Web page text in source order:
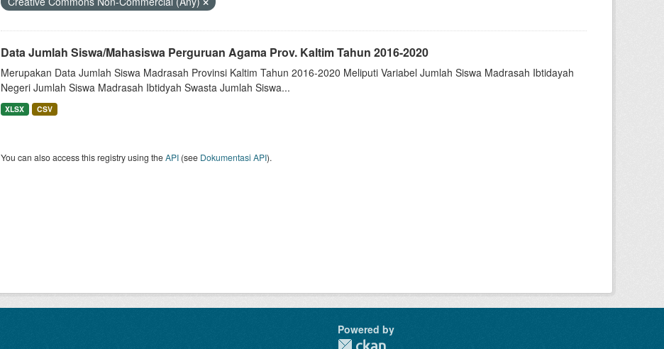
Data Jumlah Siswa/Mahasiswa Perguruan Agama Prov. Kaltim Tahun 2016-2020
Merupakan Data Jumlah Siswa Madrasah Provinsi Kaltim Tahun 2016-2020 Meliputi Variabel Jumlah Siswa Madrasah Ibtidayah
Negeri Jumlah Siswa Madrasah Ibtidyah Swasta Jumlah Siswa...
XLSX CSV
You can also access this registry using theAPI(see Dokumentasi API).
Powered by